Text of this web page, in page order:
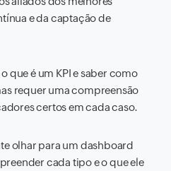
e da captação de
que é um KPI e saber como
requer uma compreensão
certos em cada caso.
olhar para um dashboard
cada tipo e o que ele